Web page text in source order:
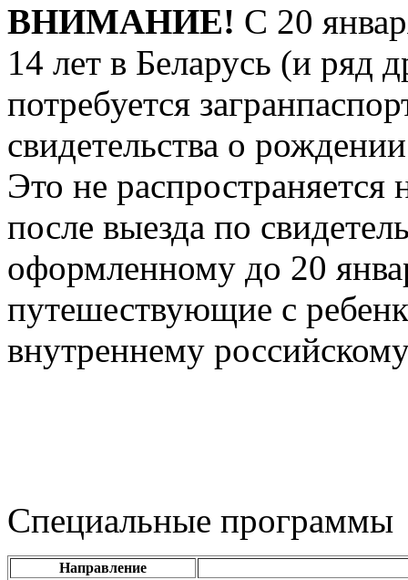
ВНИМАНИЕ! С 20
14 лет в Беларусь (и ряд
потребуется
свидетельства о
Это не
после выезда по
оформленному до 20
путешествующие с
внутреннему
Специальные программы
Направление